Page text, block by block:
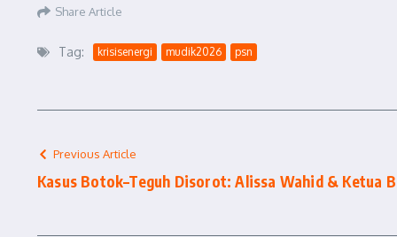
Share Article
Tag: krisisenergi mudik2026 psn
Previous Article
Kasus Botok–Teguh Disorot: Alissa Wahid & Ketua